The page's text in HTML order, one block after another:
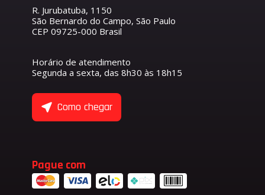
R. Jurubatuba, 1150
São Bernardo do Campo, São Paulo
CEP 09725-000 Brasil
Horário de atendimento
Segunda a sexta, das 8h30 às 18h15
Como chegar
Pague com